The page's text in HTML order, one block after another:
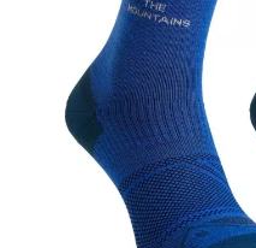
På de branta stigar i
LIGHT COMP MID SOCKS
förvandla din vandring till